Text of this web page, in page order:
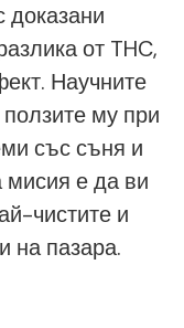
доказани
от THC,
Научните
му при
със съня и
е да ви
чистите и
на пазара.